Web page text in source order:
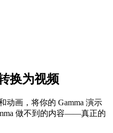
换为视频
动画，将你的 Gamma 演示
做不到的内容——真正的